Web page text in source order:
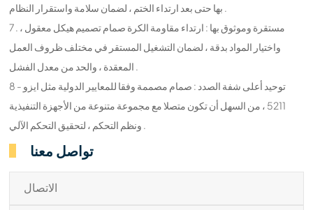
بها حتى بعد ارتداء الختم ، لضمان سلامة واستقرار النظام .
7 . مستقرة وموثوق بها : ارتداء مقاومة الكرة صمام تصميم هيكل معقول ،
واختيار المواد بدقة ، لضمان التشغيل المستقر في مختلف ظروف العمل
المعقدة ، والحد من معدل الفشل .
8 - توحيد أعلى شفة الصدد : صمام مصممة وفقا للمعايير الدولية مثل ايزو
5211 ، من السهل أن تكون متصلا مع مجموعة متنوعة من الأجهزة التنفيذية
ونظم التحكم ، لتحقيق التحكم الآلي .
تواصل معنا